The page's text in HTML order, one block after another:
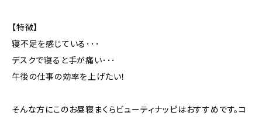
【特徴】
寝不足を感じている･･･
デスクで寝ると手が痛い･･･
午後の仕事の効率を上げたい！
そんな方にこのお昼寝まくらビューティナッピはおすすめです。コ